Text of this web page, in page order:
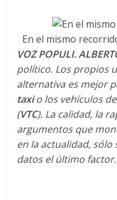
En el mismo
VOZ POPULI.
político. Los propios
alternativa es mejor
taxio los vehículos
(VTC). La calidad, la
argumentos que
en la actualidad,
datos el último factor.